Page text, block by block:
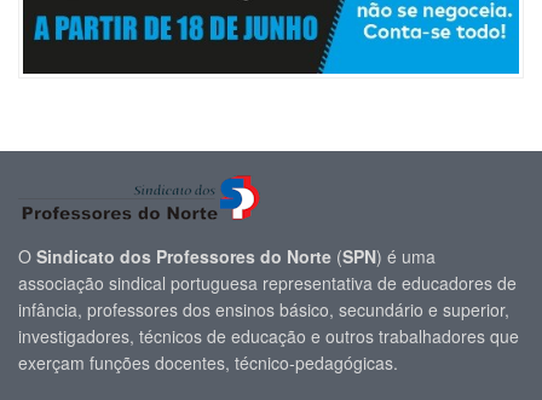
O Sindicato dos Professores do Norte (SPN) é uma
associação sindical portuguesa representativa de educadores de
infância, professores dos ensinos básico, secundário e superior,
investigadores, técnicos de educação e outros trabalhadores que
exerçam funções docentes, técnico-pedagógicas.